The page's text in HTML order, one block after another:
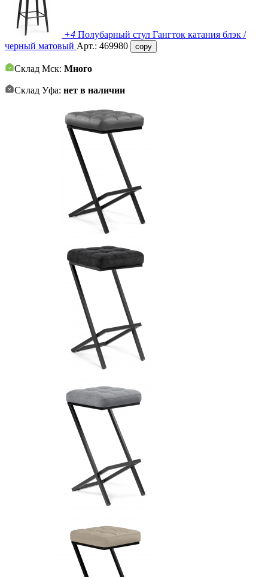
+4 Полубарный стул Гангток катания блэк /
черный матовый Арт.: 469980 copy
Склад Мск: Много
Склад Уфа: нет в наличии